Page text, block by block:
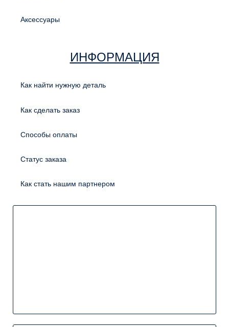
Аксессуары
ИНФОРМАЦИЯ
Как найти нужную деталь
Как сделать заказ
Способы оплаты
Статус заказа
Как стать нашим партнером